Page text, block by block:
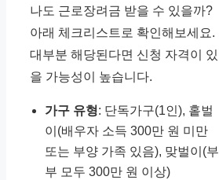
나도 근로장려금 받을 수 있을까?
아래 체크리스트로 확인해보세요.
대부분 해당된다면 신청 자격이 있
을 가능성이 높습니다.
가구 유형: 단독가구(1인), 홑벌
이(배우자 소득 300만 원 미만
또는 부양 가족 있음), 맞벌이(부
부 모두 300만 원 이상)